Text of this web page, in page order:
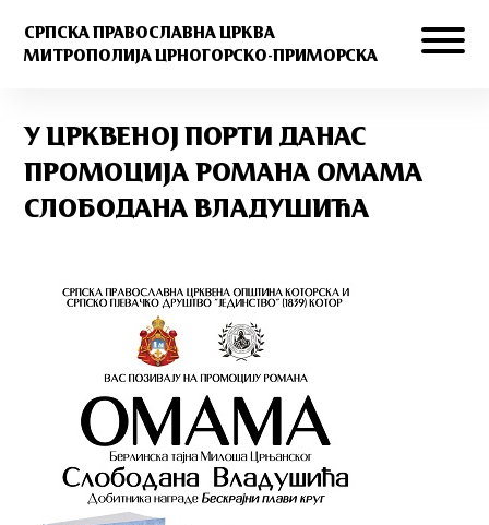
СРПСКА ПРАВОСЛАВНА ЦРКВА
МИТРОПОЛИЈА ЦРНОГОРСКО-ПРИМОРСКА
У ЦРКВЕНОЈ ПОРТИ ДАНАС
ПРОМОЦИЈА РОМАНА ОМАМА
СЛОБОДАНА ВЛАДУШИЋА